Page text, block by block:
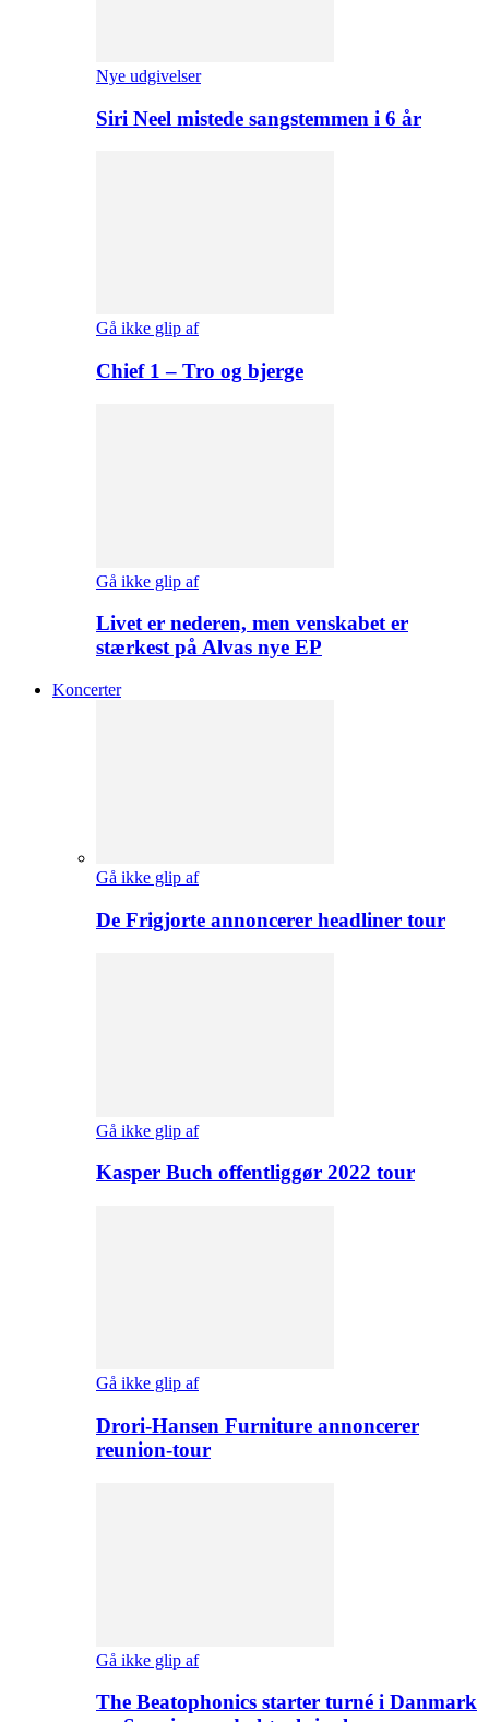
Nye udgivelser
Siri Neel mistede sangstemmen i 6 år
Gå ikke glip af
Chief 1 – Tro og bjerge
Gå ikke glip af
Livet er nederen, men venskabet er
stærkest på Alvas nye EP
Koncerter
Gå ikke glip af
De Frigjorte annoncerer headliner tour
Gå ikke glip af
Kasper Buch offentliggør 2022 tour
Gå ikke glip af
Drori-Hansen Furniture annoncerer
reunion-tour
Gå ikke glip af
The Beatophonics starter turné i Danmark